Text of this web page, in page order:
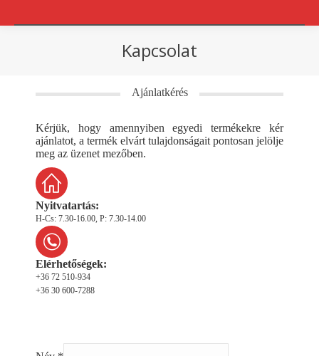
Kapcsolat
Ajánlatkérés
Kérjük, hogy amennyiben egyedi termékekre kér
ajánlatot, a termék elvárt tulajdonságait pontosan jelölje
meg az üzenet mezőben.
Nyitvatartás:
H-Cs: 7.30-16.00, P: 7.30-14.00
Elérhetőségek:
+36 72 510-934
+36 30 600-7288